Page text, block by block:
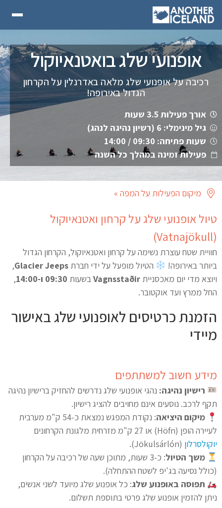
אופנועי שלג בואטנאיוקול
רכיבה על אופנועי שלג מלאה באדרנלין על הקרחון
הגדול באירופה!
אורך פעילות 3.5 שעות
גיל מינימלי: 6 (רשיון נהיגה לנהג)
שעות פתיחה: 09:30 / 14:00
פעילות זמינה במהלך כל השנה
מיקום הפעילות על המפה »
טיול אופנועי שלג על קרחון ואטנאיוקול
(Vatnajökull)
חוויית שטח עוצרת נשימה על קרחון ואטנאיוקול, הקרחון הגדול
ביותר באירופה!
הטיול מופעל על ידי חברתGlacier Jeeps
,
ויוצא מדי יום מאכסניית Vagnsstaðirבשעות 09:30 ו-14:00
,
החל ממרץ ועד אוקטובר.
הזמנת כרטיסים לאופנועי שלג באישור
מיידי
מידע חשוב למשתתפים
רישיון נהיגה: נהגי אופנועי שלג נדרשים להחזיק ברישיון נהיגה
תקף לרכב. נוסעים אינם מחויבים להציג רישיון.
מיקום היציאה
: נקודת המפגש נמצאת כ-54 ק"מ מערבית
לעיירה הופן (Höfn) או 27 ק"מ מזרחית מלגונת הקרחונים
יוקולסרלון (Jökulsárlón).
משך הטיול
: כ-3 שעות, מתוכן שעה של רכיבה על הקרחון
(כולל נסיעה בג'יפ לשטח ההתחלה).
תפוסה באופנוע שלג: כל אופנוע שלג מיועד לשני אנשים,
ניתן להזמין אופנוע שלג פרטי בתוספת תשלום.